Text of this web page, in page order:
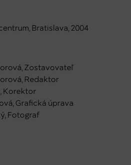
Bratislava, 2004
Zostavovateľ
Redaktor
Korektor
Grafická úprava
Fotograf